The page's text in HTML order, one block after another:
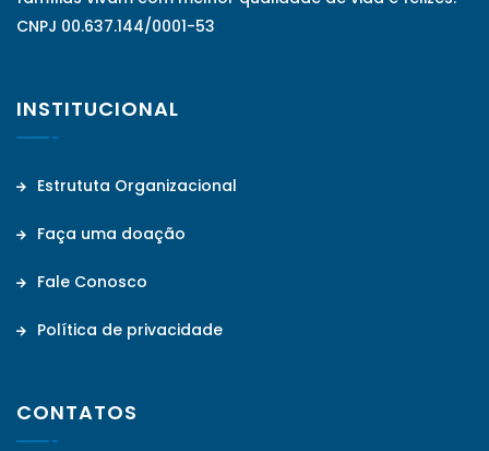
CNPJ 00.637.144/0001-53
INSTITUCIONAL
Estrututa Organizacional
Faça uma doação
Fale Conosco
Política de privacidade
CONTATOS